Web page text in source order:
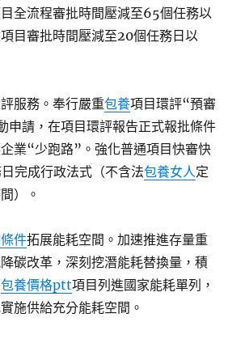
全流程審批時間壓減至65個任務以
目審批時間壓減至20個任務日以
評服務。奉行嚴重包養項目環評“預審
申請，在項目環評報告正式報批條件
業“少跑路”。強化普通項目快審快
完成行政法式（不含法包養女人定
）。
件拓展能耗空間。加速推進存量重
碳改革，深刻挖潛能耗替換量，積
包養價格ptt項目列進國家能耗單列，
施供給充分能耗空間。